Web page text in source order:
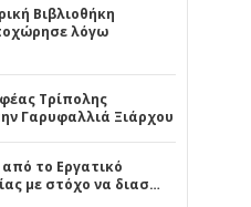
Βιβλιοθήκη
λόγω
Τρίπολης
Γαρυφαλλιά Ξιάρχου
το Εργατικό
με στόχο να διασ…